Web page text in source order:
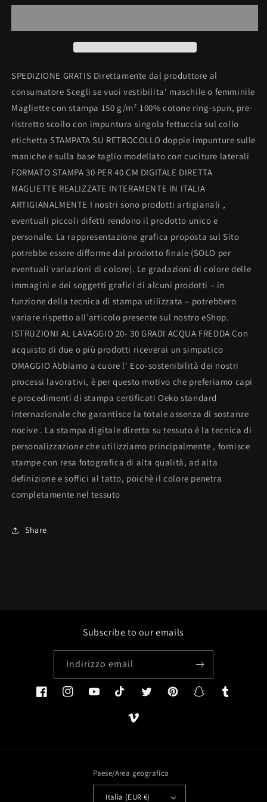
CLASSICO
IN
CLASSICO
IN
SPEDIZIONE GRATIS Direttamente dal produttore al
consumatore Scegli se vuoi vestibilita' maschile o femminile
Magliette con stampa 150 g/m² 100% cotone ring-spun, pre-
ristretto scollo con impuntura singola fettuccia sul collo
etichetta STAMPATA SU RETROCOLLO doppie impunture sulle
maniche e sulla base taglio modellato con cuciture laterali
FORMATO STAMPA 30 PER 40 CM DIGITALE DIRETTA
MAGLIETTE REALIZZATE INTERAMENTE IN ITALIA
ARTIGIANALMENTE I nostri sono prodotti artigianali ,
eventuali piccoli difetti rendono il prodotto unico e
personale. La rappresentazione grafica proposta sul Sito
potrebbe essere difforme dal prodotto finale (SOLO per
eventuali variazioni di colore). Le gradazioni di colore delle
immagini e dei soggetti grafici di alcuni prodotti – in
funzione della tecnica di stampa utilizzata – potrebbero
variare rispetto all’articolo presente sul nostro eShop.
ISTRUZIONI AL LAVAGGIO 20- 30 GRADI ACQUA FREDDA Con
acquisto di due o più prodotti riceverai un simpatico
OMAGGIO Abbiamo a cuore l' Eco-sostenibilità dei nostri
processi lavorativi, è per questo motivo che preferiamo capi
e procedimenti di stampa certificati Oeko standard
internazionale che garantisce la totale assenza di sostanze
nocive . La stampa digitale diretta su tessuto è la tecnica di
personalizzazione che utilizziamo principalmente , fornisce
stampe con resa fotografica di alta qualità, ad alta
definizione e soffici al tatto, poichè il colore penetra
completamente nel tessuto
Share
Subscribe to our emails
Indirizzo email
FacebookInstagramYouTubeTikTok TwitterPinterestSnapchatTumblr
Vimeo
Paese/Area geografica
Italia (EUR €)